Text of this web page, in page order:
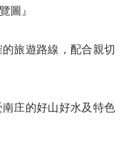
圖』
旅遊路線，配合親切
庄的好山好水及特色